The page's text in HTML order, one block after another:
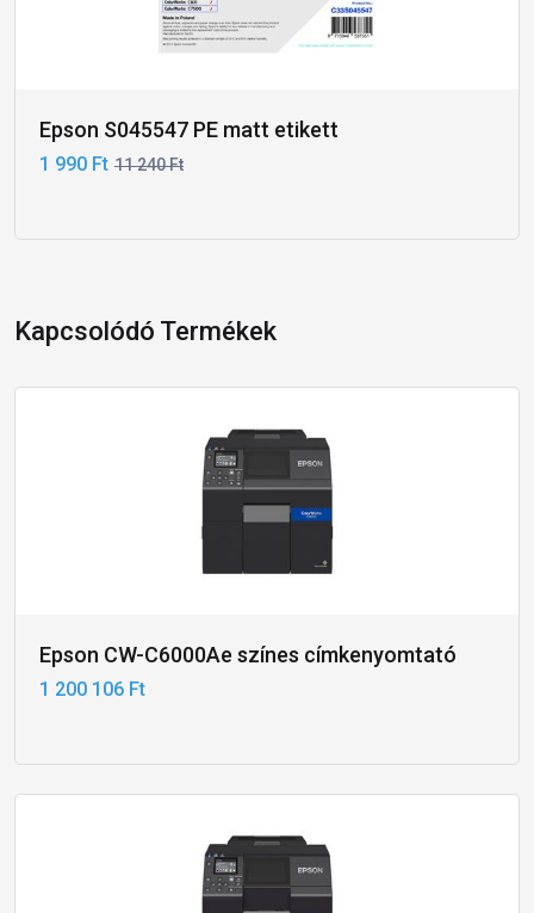
Epson S045547 PE matt etikett
1 990 Ft 11 240 Ft
Kapcsolódó Termékek
Epson CW-C6000Ae színes címkenyomtató
1 200 106 Ft